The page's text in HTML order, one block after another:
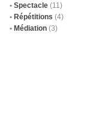
Spectacle (11)
Répétitions (4)
Médiation (3)